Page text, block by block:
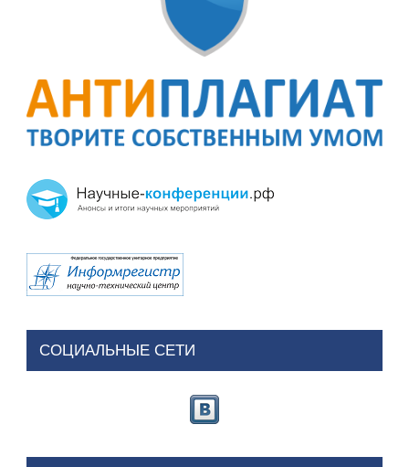
СОЦИАЛЬНЫЕ СЕТИ